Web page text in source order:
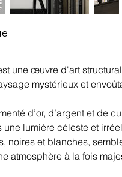
une œuvre d'art
mystérieux et
d’or, d’argent et de
lumière céleste et
noires et blanches,
atmosphère à la fois